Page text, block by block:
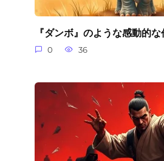
『ダンボ』のような感動的
0 36